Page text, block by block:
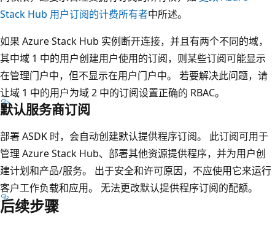
Stack Hub 用户订阅的计费所有者中所述。
如果 Azure Stack Hub 实例断开连接，并且有两个不同的域，
其中域 1 中的用户创建用户使用的订阅，则某些订阅可能显示
在管理门户中，但不显示在用户门户中。 若要解决此问题，请
让域 1 中的用户为域 2 中的订阅设置正确的 RBAC。
默认服务商订阅
部署 ASDK 时，会自动创建默认提供程序订阅。 此订阅可用于
管理 Azure Stack Hub、部署其他资源提供程序，并为用户创
建计划和产品/服务。 出于安全和许可原因，不应使用它来运行
客户工作负载和应用。 无法更改默认提供程序订阅的配额。
后续步骤